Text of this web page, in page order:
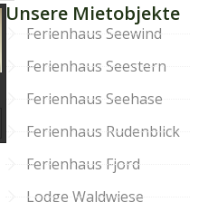
Unsere Mietobjekte
Ferienhaus Seewind
Ferienhaus Seestern
Ferienhaus Seehase
Ferienhaus Rudenblick
Ferienhaus Fjord
Lodge Waldwiese